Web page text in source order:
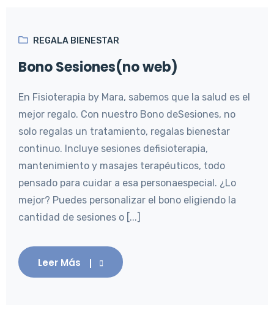
REGALA BIENESTAR
Bono Sesiones(no web)
En Fisioterapia by Mara, sabemos que la salud es el
mejor regalo. Con nuestro Bono deSesiones, no
solo regalas un tratamiento, regalas bienestar
continuo. Incluye sesiones defisioterapia,
mantenimiento y masajes terapéuticos, todo
pensado para cuidar a esa personaespecial. ¿Lo
mejor? Puedes personalizar el bono eligiendo la
cantidad de sesiones o [...]
Leer Más